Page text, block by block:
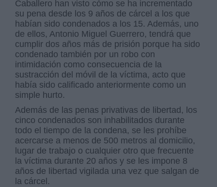
Caballero han visto cómo se ha incrementado
su pena desde los 9 años de cárcel a los que
habían sido condenados a los 15. Además, uno
de ellos, Antonio Miguel Guerrero, tendrá que
cumplir dos años más de prisión porque ha sido
condenado también por un robo con
intimidación como consecuencia de la
sustracción del móvil de la víctima, acto que
había sido calificado anteriormente como un
simple hurto.
Además de las penas privativas de libertad, los
cinco condenados son inhabilitados durante
todo el tiempo de la condena, se les prohíbe
acercarse a menos de 500 metros al domicilio,
lugar de trabajo o cualquier otro que frecuente
la víctima durante 20 años y se les impone 8
años de libertad vigilada una vez que salgan de
la cárcel.